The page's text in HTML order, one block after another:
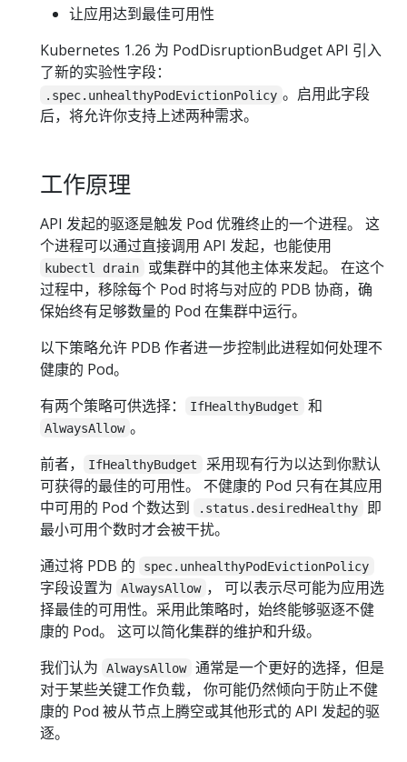
让应用达到最佳可用性
Kubernetes 1.26 为 PodDisruptionBudget API 引入
了新的实验性字段：
.spec.unhealthyPodEvictionPolicy 。启用此字段
后，将允许你支持上述两种需求。
工作原理
API 发起的驱逐是触发 Pod 优雅终止的一个进程。 这
个进程可以通过直接调用 API 发起，也能使用
kubectl drain
或集群中的其他主体来发起。 在这个
过程中，移除每个 Pod 时将与对应的 PDB 协商，确
保始终有足够数量的 Pod 在集群中运行。
以下策略允许 PDB 作者进一步控制此进程如何处理不
健康的 Pod。
有两个策略可供选择：
IfHealthyBudget 和
AlwaysAllow 。
前者，
IfHealthyBudget
采用现有行为以达到你默认
可获得的最佳的可用性。 不健康的 Pod 只有在其应用
中可用的 Pod 个数达到
.status.desiredHealthy
即
最小可用个数时才会被干扰。
通过将 PDB 的
spec.unhealthyPodEvictionPolicy
字段设置为 AlwaysAllow ， 可以表示尽可能为应用选
择最佳的可用性。采用此策略时，始终能够驱逐不健
康的 Pod。 这可以简化集群的维护和升级。
我们认为
AlwaysAllow 通常是一个更好的选择，但是
对于某些关键工作负载， 你可能仍然倾向于防止不健
康的 Pod 被从节点上腾空或其他形式的 API 发起的驱
逐。